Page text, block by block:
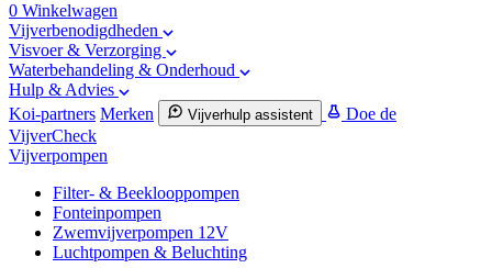
0 Winkelwagen
Vijverbenodigdheden
Visvoer & Verzorging
Waterbehandeling & Onderhoud
Hulp & Advies
Koi-partners Merken Vijverhulp assistent
Doe de
VijverCheck
Vijverpompen
Filter- & Beeklooppompen
Fonteinpompen
Zwemvijverpompen 12V
Luchtpompen & Beluchting